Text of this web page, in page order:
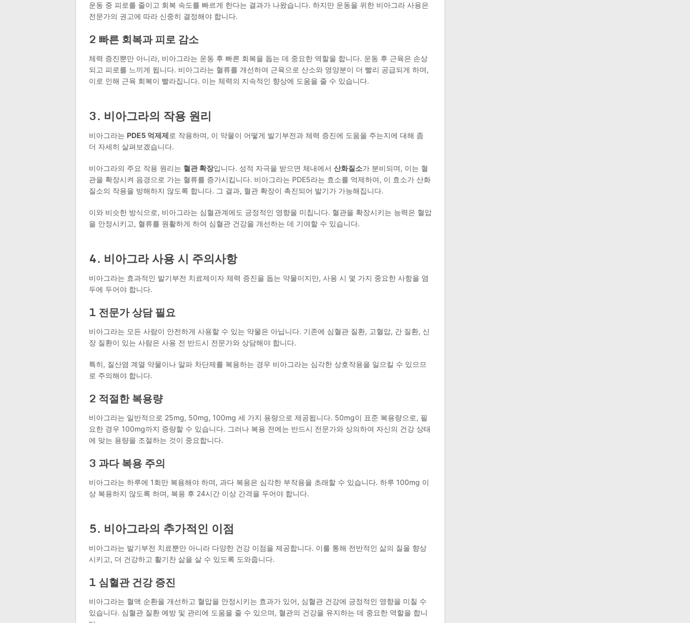
운동 중 피로를 줄이고 회복 속도를 빠르게 한다는 결과가 나왔습니다. 하지만 운동을 위한 비아그라 사용은
전문가의 권고에 따라 신중히 결정해야 합니다.
2 빠른 회복과 피로 감소
체력 증진뿐만 아니라, 비아그라는 운동 후 빠른 회복을 돕는 데 중요한 역할을 합니다. 운동 후 근육은 손상
되고 피로를 느끼게 됩니다. 비아그라는 혈류를 개선하여 근육으로 산소와 영양분이 더 빨리 공급되게 하며,
이로 인해 근육 회복이 빨라집니다. 이는 체력의 지속적인 향상에 도움을 줄 수 있습니다.
3. 비아그라의 작용 원리
비아그라는 PDE5 억제제로 작용하며, 이 약물이 어떻게 발기부전과 체력 증진에 도움을 주는지에 대해 좀
더 자세히 살펴보겠습니다.
비아그라의 주요 작용 원리는 혈관 확장입니다. 성적 자극을 받으면 체내에서 산화질소가 분비되며, 이는 혈
관을 확장시켜 음경으로 가는 혈류를 증가시킵니다. 비아그라는 PDE5라는 효소를 억제하여, 이 효소가 산화
질소의 작용을 방해하지 않도록 합니다. 그 결과, 혈관 확장이 촉진되어 발기가 가능해집니다.
이와 비슷한 방식으로, 비아그라는 심혈관계에도 긍정적인 영향을 미칩니다. 혈관을 확장시키는 능력은 혈압
을 안정시키고, 혈류를 원활하게 하여 심혈관 건강을 개선하는 데 기여할 수 있습니다.
4. 비아그라 사용 시 주의사항
비아그라는 효과적인 발기부전 치료제이자 체력 증진을 돕는 약물이지만, 사용 시 몇 가지 중요한 사항을 염
두에 두어야 합니다.
1 전문가 상담 필요
비아그라는 모든 사람이 안전하게 사용할 수 있는 약물은 아닙니다. 기존에 심혈관 질환, 고혈압, 간 질환, 신
장 질환이 있는 사람은 사용 전 반드시 전문가와 상담해야 합니다.
특히, 질산염 계열 약물이나 알파 차단제를 복용하는 경우 비아그라는 심각한 상호작용을 일으킬 수 있으므
로 주의해야 합니다.
2 적절한 복용량
비아그라는 일반적으로 25mg, 50mg, 100mg 세 가지 용량으로 제공됩니다. 50mg이 표준 복용량으로, 필
요한 경우 100mg까지 증량할 수 있습니다. 그러나 복용 전에는 반드시 전문가와 상의하여 자신의 건강 상태
에 맞는 용량을 조절하는 것이 중요합니다.
3 과다 복용 주의
비아그라는 하루에 1회만 복용해야 하며, 과다 복용은 심각한 부작용을 초래할 수 있습니다. 하루 100mg 이
상 복용하지 않도록 하며, 복용 후 24시간 이상 간격을 두어야 합니다.
5. 비아그라의 추가적인 이점
비아그라는 발기부전 치료뿐만 아니라 다양한 건강 이점을 제공합니다. 이를 통해 전반적인 삶의 질을 향상
시키고, 더 건강하고 활기찬 삶을 살 수 있도록 도와줍니다.
1 심혈관 건강 증진
비아그라는 혈액 순환을 개선하고 혈압을 안정시키는 효과가 있어, 심혈관 건강에 긍정적인 영향을 미칠 수
있습니다. 심혈관 질환 예방 및 관리에 도움을 줄 수 있으며, 혈관의 건강을 유지하는 데 중요한 역할을 합니